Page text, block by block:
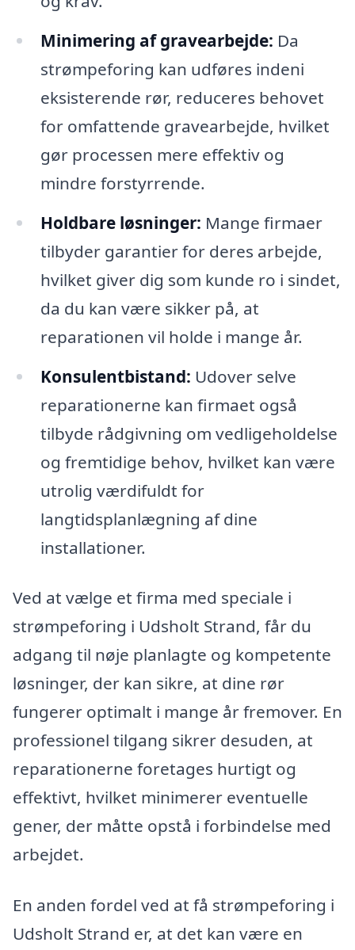
Minimering af gravearbejde: Da
strømpeforing kan udføres indeni
eksisterende rør, reduceres behovet
for omfattende gravearbejde, hvilket
gør processen mere effektiv og
mindre forstyrrende.
Holdbare løsninger: Mange firmaer
tilbyder garantier for deres arbejde,
hvilket giver dig som kunde ro i sindet,
da du kan være sikker på, at
reparationen vil holde i mange år.
Konsulentbistand: Udover selve
reparationerne kan firmaet også
tilbyde rådgivning om vedligeholdelse
og fremtidige behov, hvilket kan være
utrolig værdifuldt for
langtidsplanlægning af dine
installationer.
Ved at vælge et firma med speciale i
strømpeforing i Udsholt Strand, får du
adgang til nøje planlagte og kompetente
løsninger, der kan sikre, at dine rør
fungerer optimalt i mange år fremover. En
professionel tilgang sikrer desuden, at
reparationerne foretages hurtigt og
effektivt, hvilket minimerer eventuelle
gener, der måtte opstå i forbindelse med
arbejdet.
En anden fordel ved at få strømpeforing i
Udsholt Strand er, at det kan være en